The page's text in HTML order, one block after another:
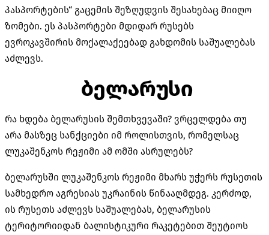
პასპორტების“ გაცემის შეზღუდვის შესახებაც მიიღო
ზომები. ეს პასპორტები მდიდარ რუსებს
ევროკავშირის მოქალაქეებად გახდომის საშუალებას
აძლევს.
ბელარუსი
რა ხდება ბელარუსის შემთხვევაში? ვრცელდება თუ
არა მასზეც სანქციები იმ როლისთვის, რომელსაც
ლუკაშენკოს რეჟიმი ამ ომში ასრულებს?
ბელარუსში ლუკაშენკოს რეჟიმი მხარს უჭერს რუსეთის
სამხედრო აგრესიას უკრაინის წინააღმდეგ. კერძოდ,
ის რუსეთს აძლევს საშუალებას, ბელარუსის
ტერიტორიიდან ბალისტიკური რაკეტებით შეუტიოს